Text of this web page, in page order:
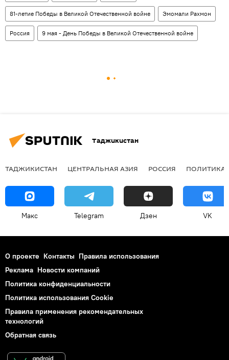
81-летие Победы в Великой Отечественной войне Эмомали Рахмон
Россия 9 мая - День Победы в Великой Отечественной войне
Таджикистан
ТАДЖИКИСТАН ЦЕНТРАЛЬНАЯ АЗИЯ РОССИЯ ПОЛИТИКА
Макс Telegram Дзен VK
О проекте Контакты Правила использования
Реклама Новости компаний
Политика конфиденциальности
Политика использования Cookie
Правила применения рекомендательных
технологий
Обратная связь